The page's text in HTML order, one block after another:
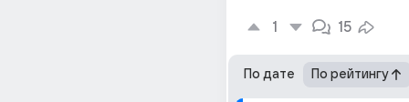
1 15
По дате По рейтингу